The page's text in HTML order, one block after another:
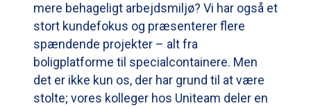
mere behageligt arbejdsmiljø? Vi har også et
stort kundefokus og præsenterer flere
spændende projekter – alt fra
boligplatforme til specialcontainere. Men
det er ikke kun os, der har grund til at være
stolte; vores kolleger hos Uniteam deler en